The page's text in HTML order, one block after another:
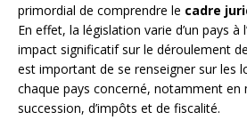
primordial de comprendre le cadre
En effet, la législation varie d’un pays à
impact significatif sur le déroulement
est important de se renseigner sur les
chaque pays concerné, notamment en
succession, d’impôts et de fiscalité.